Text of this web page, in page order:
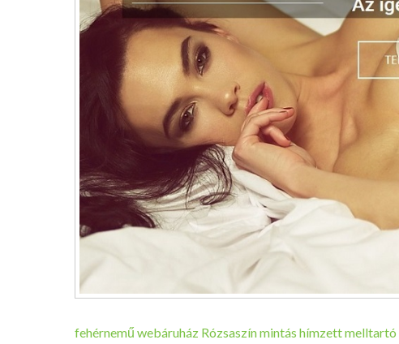
fehérnemű webáruház Rózsaszín mintás hímzett melltartó